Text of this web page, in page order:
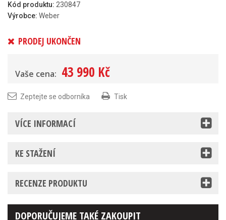
Kód produktu: 230847
Výrobce: Weber
PRODEJ UKONČEN
Vaše cena: 43 990 Kč
Zeptejte se odborníka Tisk
VÍCE INFORMACÍ
KE STAŽENÍ
RECENZE PRODUKTU
DOPORUČUJEME TAKÉ ZAKOUPIT